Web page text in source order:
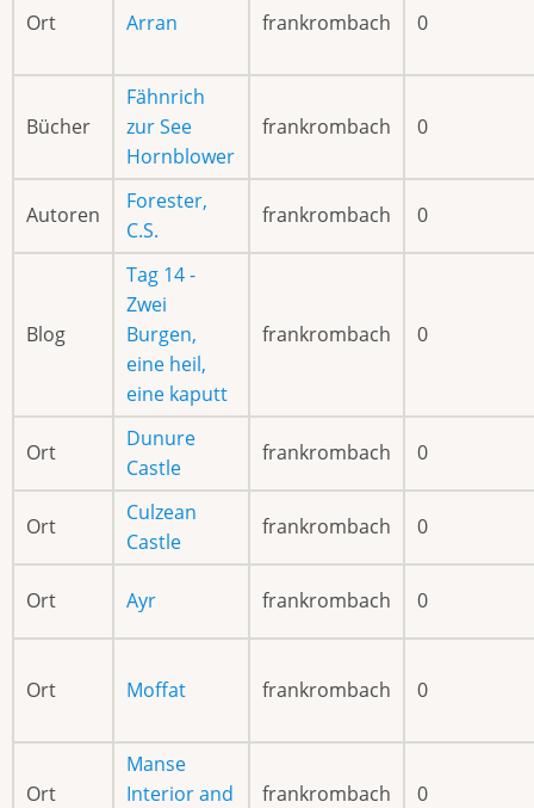
Ort Arran frankrombach 0
Bücher
Fähnrich
zur See
Hornblower
frankrombach 0
Autoren
Forester,
C.S.
frankrombach 0
Blog
Tag 14 -
Zwei
Burgen,
eine heil,
eine kaputt
frankrombach 0
Ort
Dunure
Castle
frankrombach 0
Ort
Culzean
Castle
frankrombach 0
Ort Ayr frankrombach 0
Ort Moffat frankrombach 0
Ort
Manse
Interior and
frankrombach 0